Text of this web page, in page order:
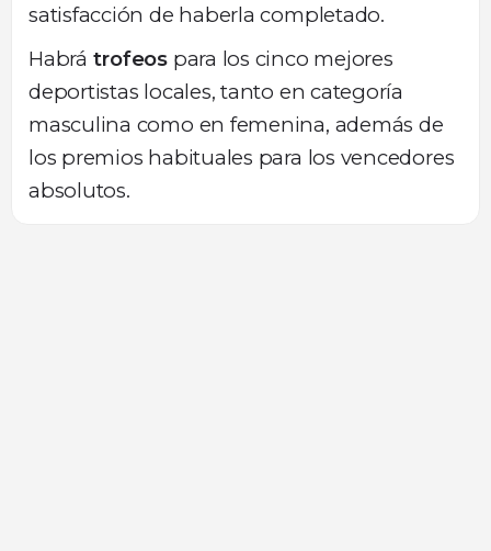
satisfacción de haberla completado.
Habrá trofeos para los cinco mejores
deportistas locales, tanto en categoría
masculina como en femenina, además de
los premios habituales para los vencedores
absolutos.